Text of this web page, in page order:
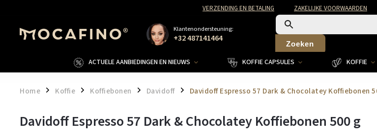
VERZENDING EN BETALING ZAKELIJKE VOORWAARDEN
Klantenondersteuning:
+32 487141464 Zoeken
ACTUELE AANBIEDINGEN EN NIEUWS KOFFIE CAPSULES KOFFIE
Home / Koffie / Koffiebonen / Davidoff / Davidoff Espresso 57 Dark & ​​​​Chocolatey Koffiebonen
Davidoff Espresso 57 Dark & ​​​​Chocolatey Koffiebonen 500 g